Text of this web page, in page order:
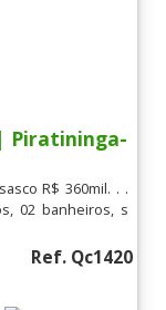
Piratininga-
R$ 360mil. . .
02 banheiros, s
Ref. Qc1420